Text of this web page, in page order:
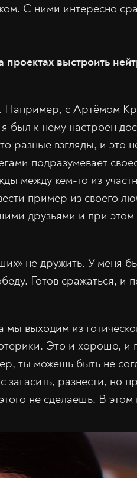
С ними интересно
выстроить
Например, с Артёмом
был к нему настроен
разные взгляды, и это
подразумевает
между кем-то из
пример из своего
друзьями и при этом
не дружить. У меня
Готов сражаться, и
выходим из
Это и хорошо, и
ты можешь быть не
загасить, разнести, но
не сделаешь. В этом